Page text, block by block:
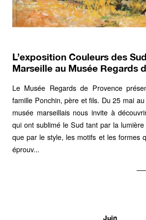
L’exposition Couleurs des
Marseille au Musée Regards
Le Musée Regards de Provence
famille Ponchin, père et fils. Du 25 mai
musée marseillais nous invite à
qui ont sublimé le Sud tant par la lumière
que par le style, les motifs et les formes
éprouv...
Juin